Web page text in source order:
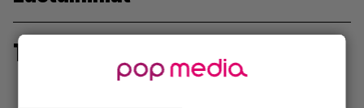
1
levyttömyyteen siirtymisestä – Yhdysvalloissa